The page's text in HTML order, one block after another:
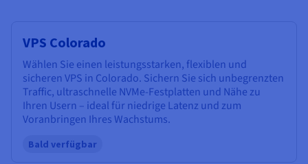
VPS Colorado
Wählen Sie einen leistungsstarken, flexiblen und
sicheren VPS in Colorado. Sichern Sie sich unbegrenzten
Traffic, ultraschnelle NVMe-Festplatten und Nähe zu
Ihren Usern – ideal für niedrige Latenz und zum
Voranbringen Ihres Wachstums.
Bald verfügbar